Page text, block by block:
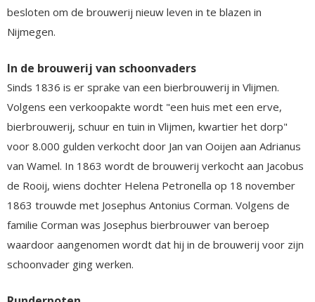
besloten om de brouwerij nieuw leven in te blazen in
Nijmegen.
In de brouwerij van schoonvaders
Sinds 1836 is er sprake van een bierbrouwerij in Vlijmen.
Volgens een verkoopakte wordt "een huis met een erve,
bierbrouwerij, schuur en tuin in Vlijmen, kwartier het dorp"
voor 8.000 gulden verkocht door Jan van Ooijen aan Adrianus
van Wamel. In 1863 wordt de brouwerij verkocht aan Jacobus
de Rooij, wiens dochter Helena Petronella op 18 november
1863 trouwde met Josephus Antonius Corman. Volgens de
familie Corman was Josephus bierbrouwer van beroep
waardoor aangenomen wordt dat hij in de brouwerij voor zijn
schoonvader ging werken.